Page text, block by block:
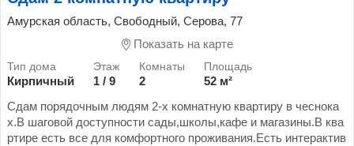
Амурская область, Свободный, Серова, 77
Показать на карте
Кирпичный 1 / 9 2
52 м²
Сдам порядочным людям 2-х комнатную квартиру в чеснока
х.В шаговой доступности сады,школы,кафе и магазины.В ква
ртире есть все для комфортного проживания.Есть интерактив